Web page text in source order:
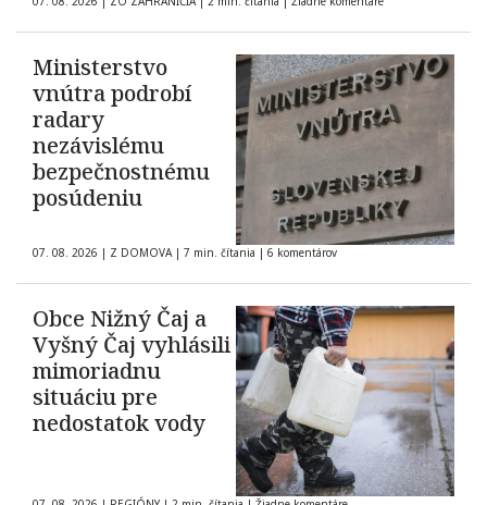
Ministerstvo
vnútra podrobí
radary
nezávislému
bezpečnostnému
posúdeniu
07. 08. 2026 | Z DOMOVA | 7 min. čítania | 6 komentárov
Obce Nižný Čaj a
Vyšný Čaj vyhlásili
mimoriadnu
situáciu pre
nedostatok vody